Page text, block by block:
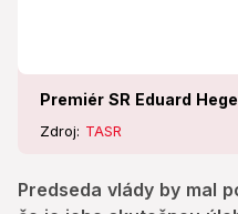
Premiér SR Eduard
Zdroj: TASR
Predseda vlády by mal